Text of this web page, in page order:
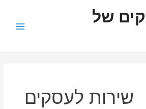
של
שירות לעסקים